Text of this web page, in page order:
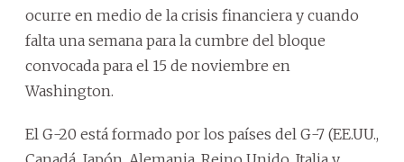
ocurre en medio de la crisis financiera y cuando
falta una semana para la cumbre del bloque
convocada para el 15 de noviembre en
Washington.
El G-20 está formado por los países del G-7 (EE.UU.,